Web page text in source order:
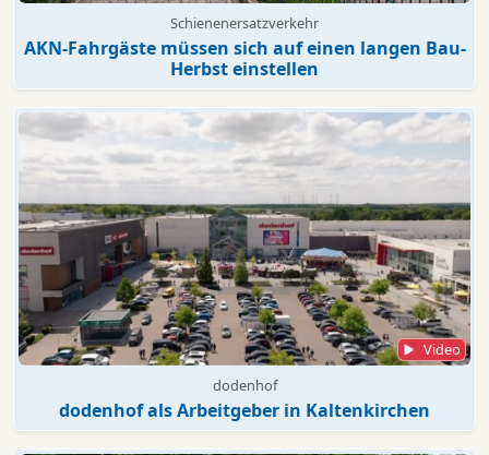
Schienenersatzverkehr
AKN-Fahrgäste müssen sich auf einen langen Bau-
Herbst einstellen
Video
dodenhof
dodenhof als Arbeitgeber in Kaltenkirchen